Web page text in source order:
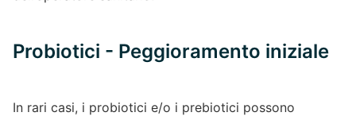
Probiotici - Peggioramento iniziale
In rari casi, i probiotici e/o i prebiotici possono